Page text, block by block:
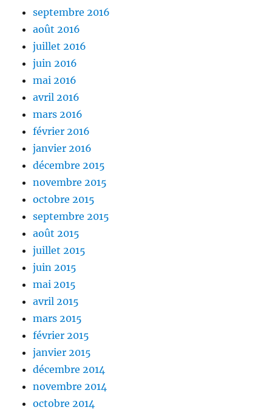
septembre 2016
août 2016
juillet 2016
juin 2016
mai 2016
avril 2016
mars 2016
février 2016
janvier 2016
décembre 2015
novembre 2015
octobre 2015
septembre 2015
août 2015
juillet 2015
juin 2015
mai 2015
avril 2015
mars 2015
février 2015
janvier 2015
décembre 2014
novembre 2014
octobre 2014